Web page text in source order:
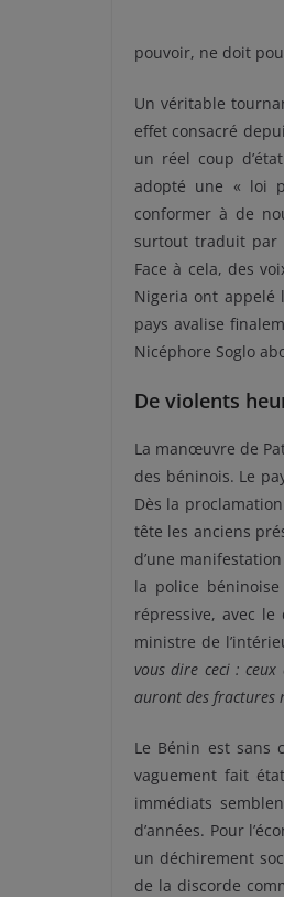
pouvoir, ne doit
Un véritable
effet consacré
un réel coup
adopté une « loi
conformer à de
surtout traduit par
Face à cela, des
Nigeria ont appelé
pays avalise
Nicéphore Soglo
De violents
La manœuvre de
des béninois. Le
Dès la
tête les anciens
d’une
la police
répressive, avec
ministre de
vous dire ceci :
auront des fractures
Le Bénin est sans
vaguement fait
immédiats
d’années. Pour
un déchirement
de la discorde